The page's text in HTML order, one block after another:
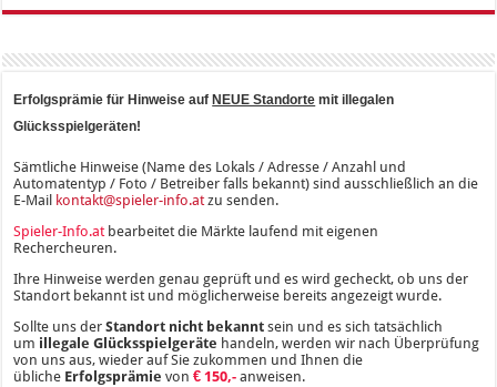
Erfolgsprämie für Hinweise aufNEUE Standorte mit illegalen
Glücksspielgeräten!
Sämtliche Hinweise (Name des Lokals / Adresse / Anzahl und
Automatentyp / Foto / Betreiber falls bekannt) sind ausschließlich an die
E-Mail kontakt@spieler-info.atzu senden.
Spieler-Info.atbearbeitet die Märkte laufend mit eigenen
Rechercheuren.
Ihre Hinweise werden genau geprüft und es wird gecheckt, ob uns der
Standort bekannt ist und möglicherweise bereits angezeigt wurde.
Sollte uns derStandort nicht bekanntsein und es sich tatsächlich
um illegale Glücksspielgeräte handeln, werden wir nach Überprüfung
von uns aus, wieder auf Sie zukommen und Ihnen die
übliche Erfolgsprämievon € 150,- anweisen.